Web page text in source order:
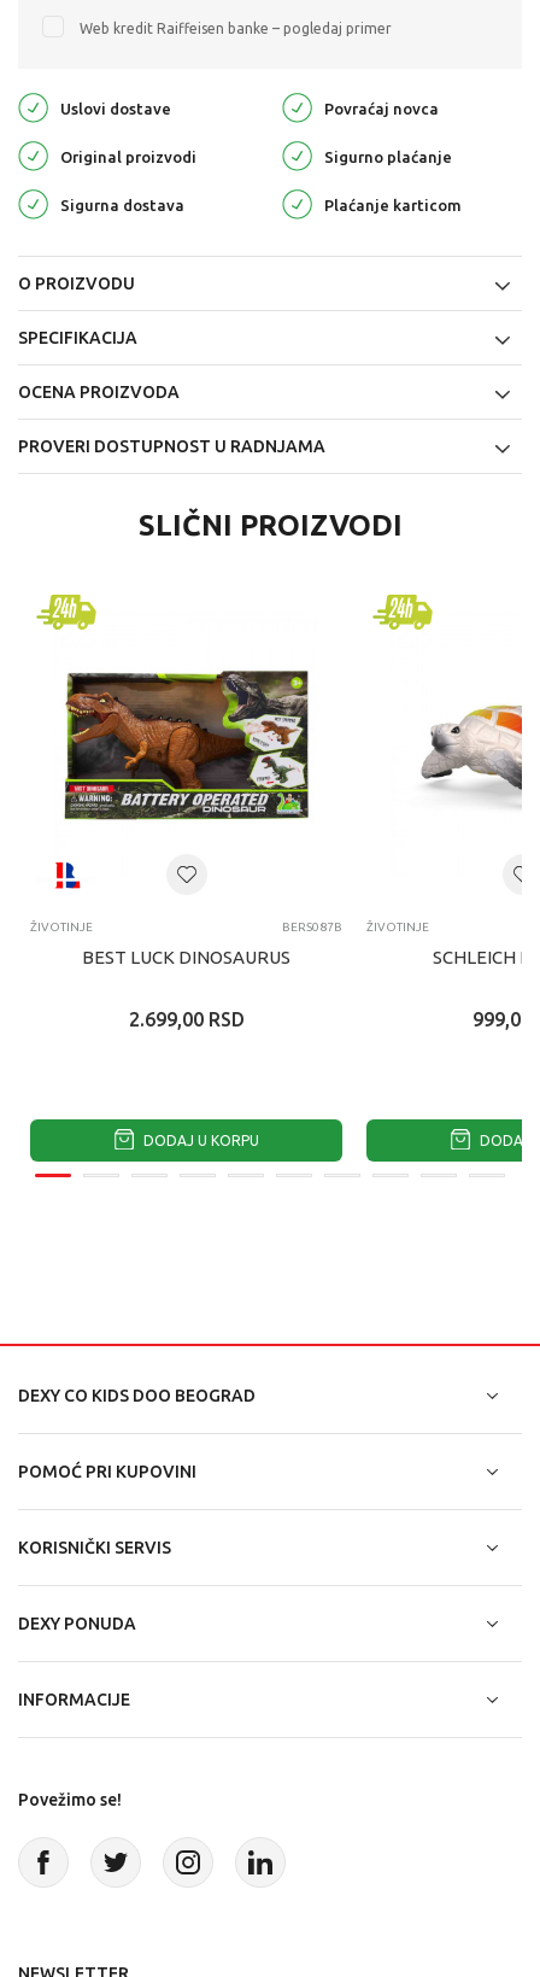
Web kredit Raiffeisen banke – pogledaj primer
Uslovi dostave Povraćaj novca
Original proizvodi Sigurno plaćanje
Sigurna dostava Plaćanje karticom
O PROIZVODU
SPECIFIKACIJA
OCENA PROIZVODA
PROVERI DOSTUPNOST U RADNJAMA
SLIČNI PROIZVODI
ŽIVOTINJE BERS087B
BEST LUCK DINOSAURUS
2.699,00 RSD
DODAJ U KORPU
ŽIVOTINJE
SCHLEICH
999,00
DODAJ
DEXY CO KIDS DOO BEOGRAD
POMOĆ PRI KUPOVINI
KORISNIČKI SERVIS
DEXY PONUDA
INFORMACIJE
Povežimo se!